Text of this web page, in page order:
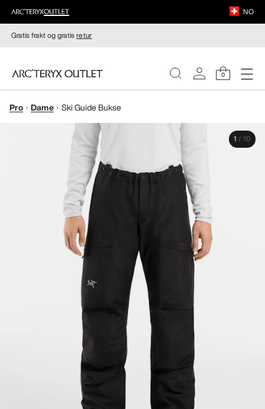
NO
Gratis frakt og gratisretur
0
DAMER
Pro Dame Ski Guide Bukse
1 / 10